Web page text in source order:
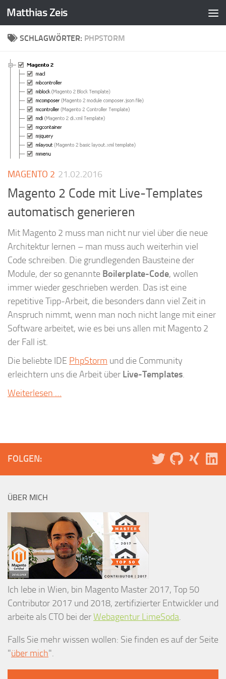
Zum Inhalt springen
Matthias Zeis
SCHLAGWÖRTER: PHPSTORM
MAGENTO 2 21.02.2016
Magento 2 Code mit Live-Templates
automatisch generieren
Mit Magento 2 muss man nicht nur viel über die neue
Architektur lernen – man muss auch weiterhin viel
Code schreiben. Die grundlegenden Bausteine der
Module, der so genannte Boilerplate-Code, wollen
immer wieder geschrieben werden. Das ist eine
repetitive Tipp-Arbeit, die besonders dann viel Zeit in
Anspruch nimmt, wenn man noch nicht lange mit einer
Software arbeitet, wie es bei uns allen mit Magento 2
der Fall ist.
Die beliebte IDE PhpStorm und die Community
erleichtern uns die Arbeit über Live-Templates.
Weiterlesen …
FOLGEN:
ÜBER MICH
Ich lebe in Wien, bin Magento Master 2017, Top 50
Contributor 2017 und 2018, zertifizierter Entwickler und
arbeite als CTO bei derWebagentur LimeSoda.
Falls Sie mehr wissen wollen: Sie finden es auf der Seite
"über mich".